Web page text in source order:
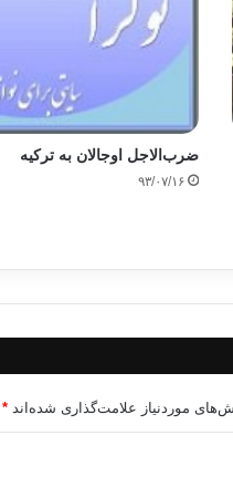
ضرب‌الاجل اوجالان به ترکیه
۹۳/۰۷/۱۶
موردنیاز علامت‌گذاری شده‌اند *